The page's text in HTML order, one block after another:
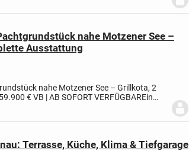
nahe Motzener See –
Ausstattung
nahe Motzener See – Grillkota, 2
59.900 € VB | AB SOFORT VERFÜGBAREin
– ankommen, abschalten und...
Terrasse, Küche, Klima & Tiefgarage